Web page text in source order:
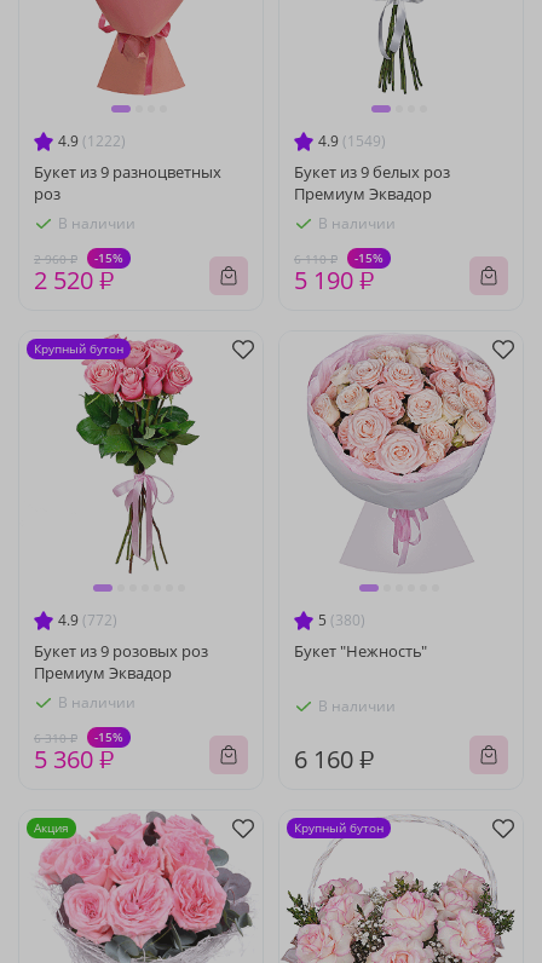
4.9 (1222)
Букет из 9 разноцветных
роз
В наличии
2 960 ₽ -15%
2 520 ₽
4.9 (1549)
Букет из 9 белых роз
Премиум Эквадор
В наличии
6 110 ₽ -15%
5 190 ₽
4.9 (772)
Букет из 9 розовых роз
Премиум Эквадор
В наличии
6 310 ₽ -15%
5 360 ₽
Крупный бутон
5 (380)
Букет "Нежность"
В наличии
6 160 ₽
Акция Крупный бутон